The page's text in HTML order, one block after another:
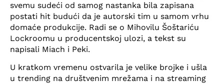
svemu sudeći od samog nastanka bila zapisana
postati hit budući da je autorski tim u samom vrhu
domaće produkcije. Radi se o Mihovilu Šoštariću
Lockroomu u producentskoj ulozi, a tekst su
napisali Miach i Peki.
U kratkom vremenu ostvarila je velike brojke i ušla
u trending na društvenim mrežama i na streaming